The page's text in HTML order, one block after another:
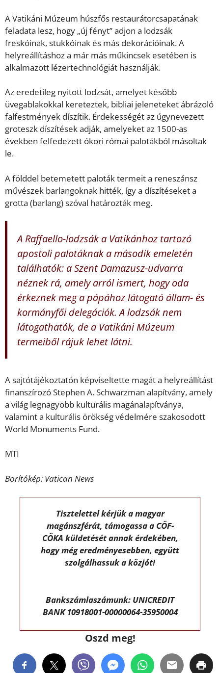
A Vatikáni Múzeum húszfős restaurátorcsapatának
feladata lesz, hogy „új fényt” adjon a lodzsák
freskóinak, stukkóinak és más dekorációinak. A
helyreállításhoz a már más műkincsek esetében is
alkalmazott lézertechnológiát használják.
Az eredetileg nyitott lodzsát, amelyet később
üvegablakokkal kereteztek, bibliai jeleneteket ábrázoló
falfestmények díszítik. Érdekességét az úgynevezett
groteszk díszítések adják, amelyeket az 1500-as
években felfedezett ókori római palotákból másoltak
le.
A földdel betemetett paloták termeit a reneszánsz
művészek barlangoknak hitték, így a díszítéseket a
grotta (barlang) szóval határozták meg.
A Raffaello-lodzsák a Vatikánhoz tartozó
apostoli palotáknak a második emeletén
találhatók: a Szent Damazusz-udvarra
néznek rá, amely arról ismert, hogy oda
érkeznek meg a pápához látogató állam- és
kormányfői delegációk. A lodzsák nem
látogathatók, de a Vatikáni Múzeum
termeiből rájuk lehet látni.
A sajtótájékoztatón képviseltette magát a helyreállítást
finanszírozó Stephen A. Schwarzman alapítvány, amely
a világ legnagyobb kulturális magánalapítványa,
valamint a kulturális örökség védelmére szakosodott
World Monuments Fund.
MTI
Borítókép: Vatican News
Tisztelettel kérjük a magyar
magánszférát, támogassa a CÖF-
CÖKA küldetését annak érdekében,
hogy még eredményesebben, együtt
szolgálhassuk a közjót!
Bankszámlaszámunk: UNICREDIT
BANK 10918001-00000064-35950004
Oszd meg!